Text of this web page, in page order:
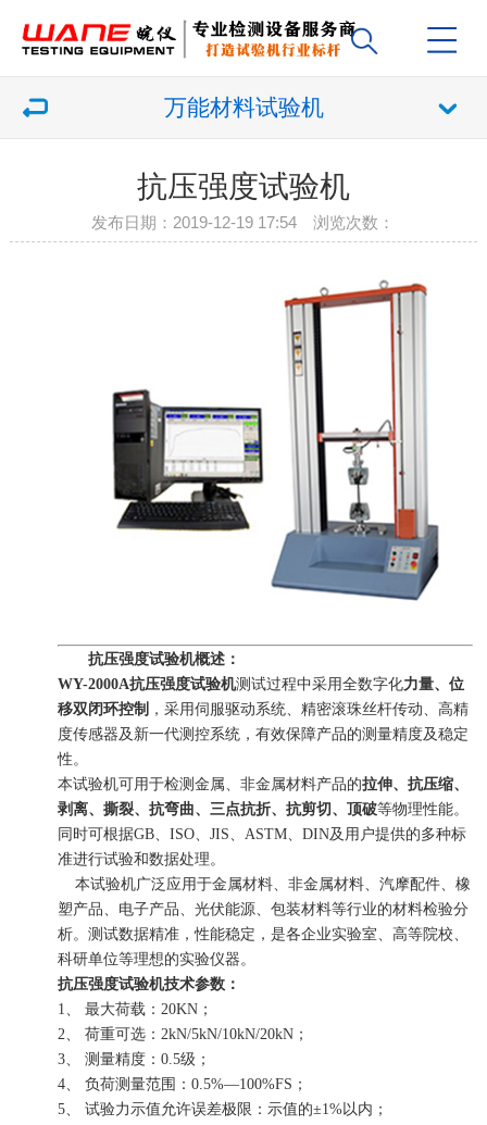
万能材料试验机
抗压强度试验机
发布日期：2019-12-19 17:54 浏览次数：
抗压强度试验机概述：
WY-2000A抗压强度试验机测试过程中采用全数字化力量、位
移双闭环控制 ，采用伺服驱动系统、精密滚珠丝杆传动、高精
度传感器及新一代测控系统，有效保障产品的测量精度及稳定
性。
本试验机可用于检测金属、非金属材料产品的拉伸、抗压缩、
剥离、撕裂、抗弯曲、三点抗折、抗剪切 、顶破等物理性能。
同时可根据GB、ISO、JIS、ASTM、DIN及用户提供的多种标
准进行试验和数据处理。
本试验机广泛应用于金属材料、非金属材料、汽摩配件、橡
塑产品、电子产品、光伏能源、包装材料等行业的材料检验分
析。测试数据精准，性能稳定，是各企业实验室、高等院校、
科研单位等理想的实验仪器。
抗压强度试验机技术参数 ：
1、 最大荷载：20KN；
2、 荷重可选：2kN/5kN/10kN/20kN；
3、 测量精度：0.5级；
4、 负荷测量范围：0.5%—100%FS；
5、 试验力示值允许误差极限：示值的±1%以内；